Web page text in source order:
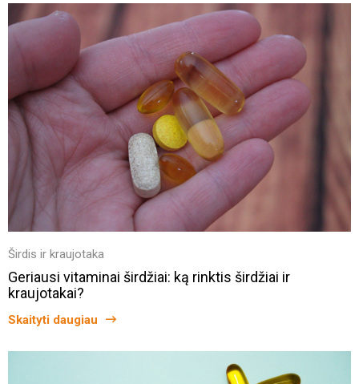
Širdis ir kraujotaka
Geriausi vitaminai širdžiai: ką rinktis širdžiai ir
kraujotakai?
Skaityti daugiau